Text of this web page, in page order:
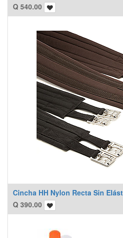
Q 540.00
Cincha HH Nylon Recta Sin
Q 390.00